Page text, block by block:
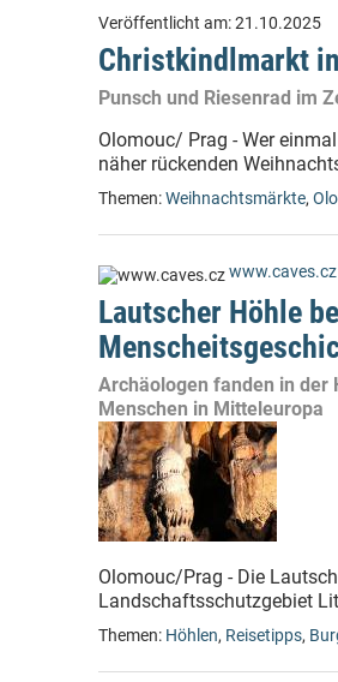
Veröffentlicht am:21.10.2025
Christkindlmarkt
Punsch und Riesenrad im
Olomouc/ Prag - Wer
näher rückenden
Themen:Weihnachtsmärkte,
www.caves.cz
Lautscher Höhle
Archäologen fanden in der
Menschen in Mitteleuropa
Olomouc/Prag - Die
Landschaftsschutzgebiet
Themen: Höhlen, Reisetipps,